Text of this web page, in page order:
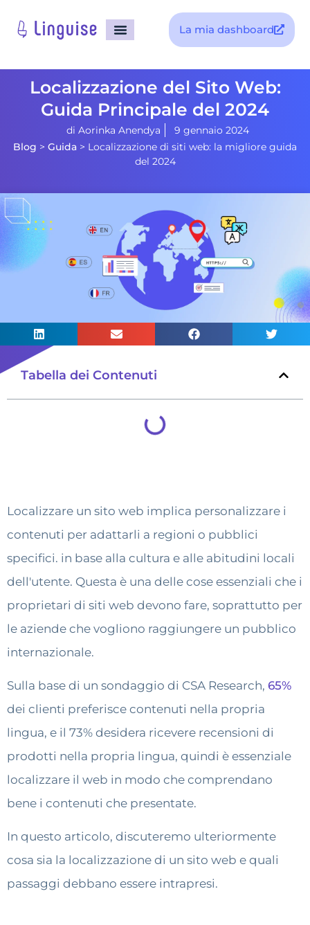
La mia dashboard
Localizzazione del Sito Web:
Guida Principale del 2024
di Aorinka Anendya
9 gennaio 2024
Blog > Guida > Localizzazione di siti web: la migliore guida
del 2024
Tabella dei Contenuti
Localizzare un sito web implica personalizzare i
contenuti per adattarli a regioni o pubblici
specifici. in base alla cultura e alle abitudini locali
dell'utente. Questa è una delle cose essenziali che i
proprietari di siti web devono fare, soprattutto per
le aziende che vogliono raggiungere un pubblico
internazionale.
Sulla base di un sondaggio di CSA Research, 65%
dei clienti preferisce contenuti nella propria
lingua, e il 73% desidera ricevere recensioni di
prodotti nella propria lingua, quindi è essenziale
localizzare il web in modo che comprendano
bene i contenuti che presentate.
In questo articolo, discuteremo ulteriormente
cosa sia la localizzazione di un sito web e quali
passaggi debbano essere intrapresi.